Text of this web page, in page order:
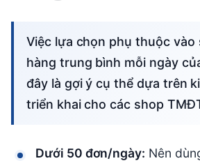
Việc lựa chọn phụ thuộc vào sản lượng đơn
hàng trung bình mỗi ngày
đây là gợi ý cụ thể dựa trên
triển khai cho các shop
Dưới 50 đơn/ngày: Nên